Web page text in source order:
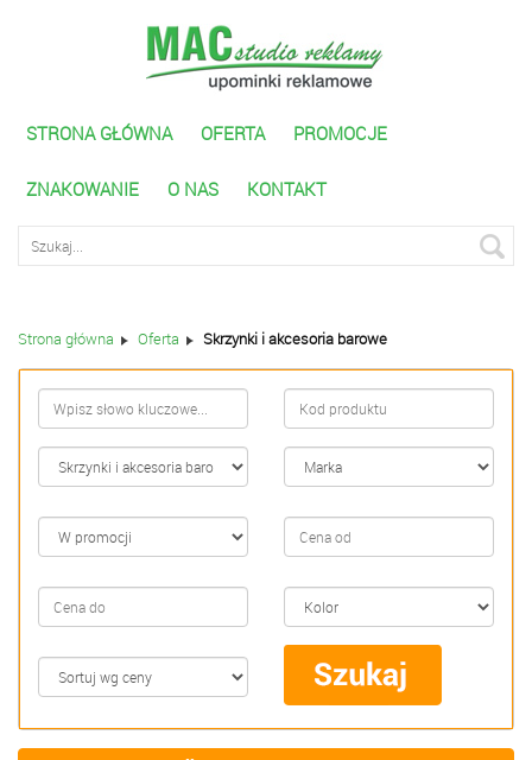
STRONA GŁÓWNA OFERTA PROMOCJE
ZNAKOWANIE O NAS KONTAKT
Strona główna Oferta Skrzynki i akcesoria barowe